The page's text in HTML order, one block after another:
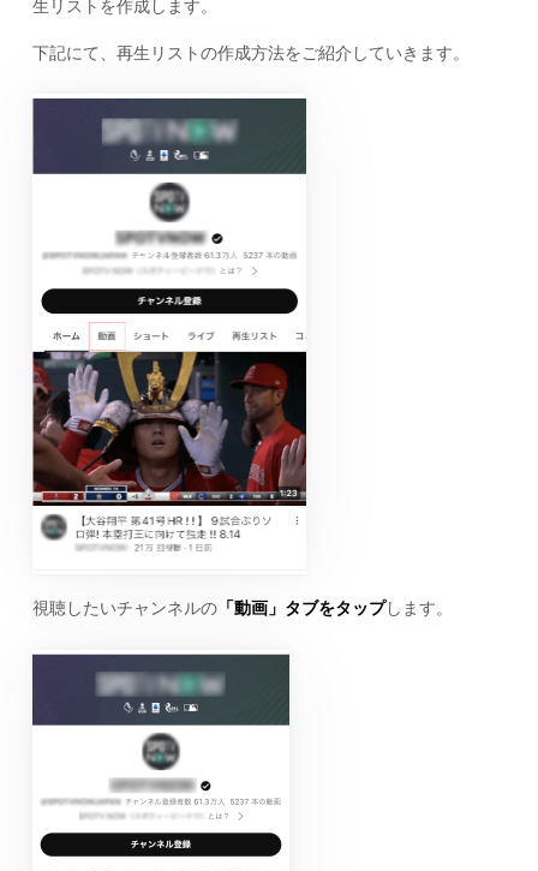
生リストを作成します。
下記にて、再生リストの作成方法をご紹介していきます。
視聴したいチャンネルの「動画」タブをタップします。